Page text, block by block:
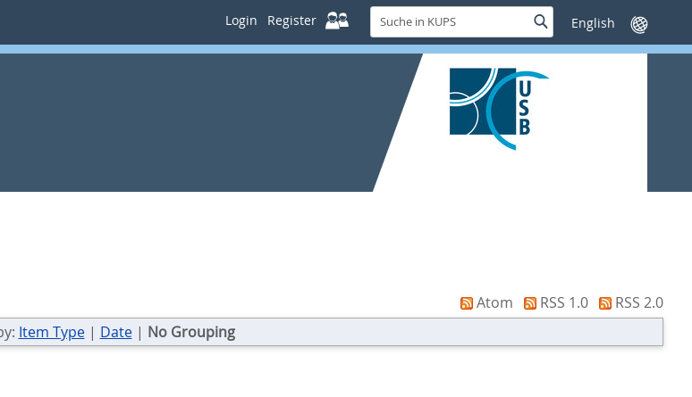
Login Register
Suche
in
KUPS
SucheSprache
wechseln
Atom RSS 1.0
RSS 2.0
Item Type| Date| No Grouping